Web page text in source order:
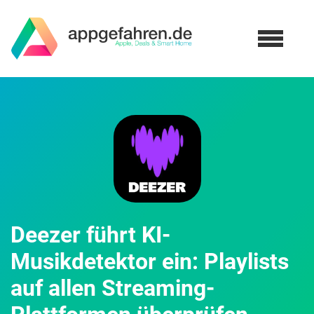
Deezer führt KI-
Musikdetektor ein: Playlists
auf allen Streaming-